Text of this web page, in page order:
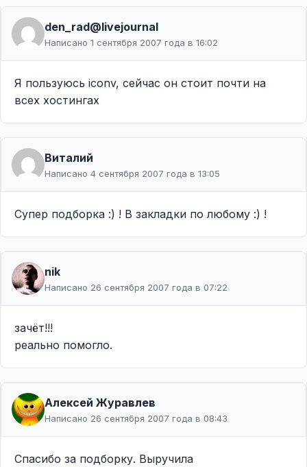
den_rad@livejournal
Написано 1 сентября 2007 года в 16:02
Я пользуюсь iconv, сейчас он стоит почти на
всех хостингах
Виталий
Написано 4 сентября 2007 года в 13:05
Супер подборка :) ! В закладки по любому :) !
nik
Написано 26 сентября 2007 года в 07:22
зачёт!!!
реально помогло.
Алексей Журавлев
Написано 26 сентября 2007 года в 08:43
Спасибо за подборку. Выручила